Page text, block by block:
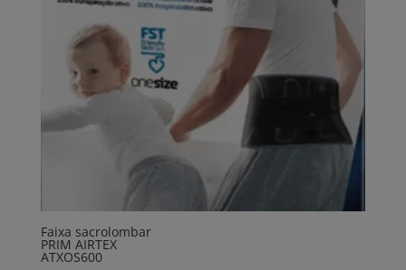
Faixa sacrolombar
PRIM AIRTEX
ATXOS600